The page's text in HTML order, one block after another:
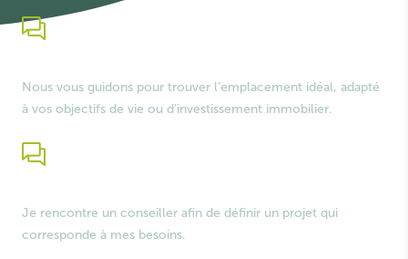
Nous vous guidons pour trouver l’emplacement idéal, adapté
à vos objectifs de vie ou d’investissement immobilier.
Je rencontre un conseiller afin de définir un projet qui
corresponde à mes besoins.